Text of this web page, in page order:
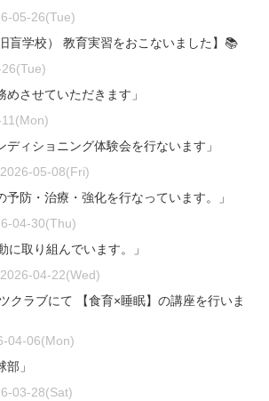
05-26(Tue)
盲学校） 教育実習をおこないました】📚
させていただきます」
ディショニング体験会を行ないます」
2026-05-08(Fri)
予防・治療・強化を行なっています。」
04-30(Thu)
に取り組んでいます。」
2026-04-22(Wed)
クラブにて 【食育×睡眠】の講座を行いま
04-06(Mon)
」
03-28(Sat)